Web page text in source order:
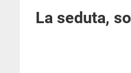
La seduta,